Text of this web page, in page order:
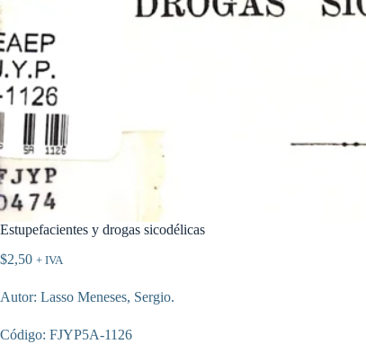
Estupefacientes y drogas sicodélicas
$2,50 + IVA
Autor: Lasso Meneses, Sergio.
Código: FJYP5A-1126